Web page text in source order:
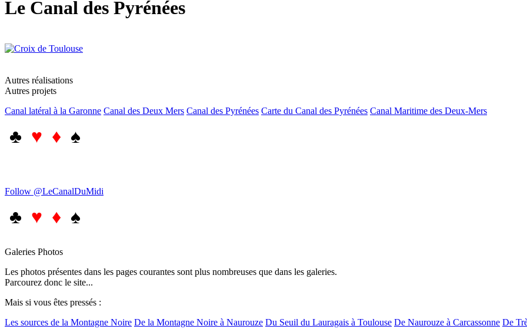
Le Canal des Pyrénées
Autres réalisations
Autres projets
Canal latéral à la Garonne Canal des Deux Mers Canal des Pyrénées Carte du Canal des Pyrénées Canal Maritime des Deux-Mers
♣ ♥ ♦ ♠
Follow @LeCanalDuMidi
♣ ♥ ♦ ♠
Galeries Photos
Les photos présentes dans les pages courantes sont plus nombreuses que dans les galeries.
Parcourez donc le site...
Mais si vous êtes pressés :
Les sources de la Montagne Noire De la Montagne Noire à Naurouze Du Seuil du Lauragais à Toulouse De Naurouze à Carcassonne De